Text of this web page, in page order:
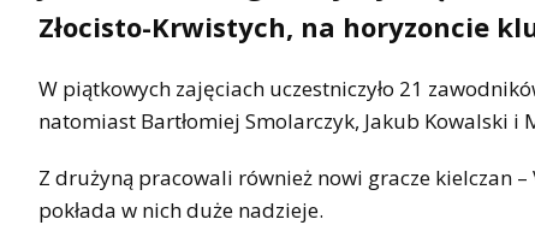
Złocisto-Krwistych, na horyzoncie
W piątkowych zajęciach uczestniczyło 21
natomiast Bartłomiej Smolarczyk, Jakub Kowalski i
Z drużyną pracowali również nowi gracze kielczan
pokłada w nich duże nadzieje.